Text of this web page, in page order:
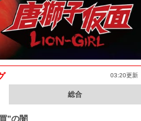
03:20更新
総合
”の闇